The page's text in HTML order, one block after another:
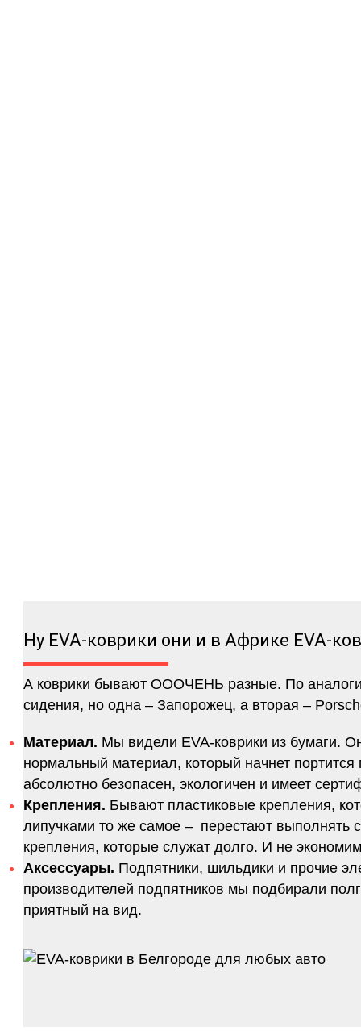
Ну EVA-коврики они и в Африке EVA-
А коврики бывают ОООЧЕНЬ разные. По
сидения, но одна – Запорожец, а вторая –
Материал. Мы видели EVA-коврики из бумаги.
нормальный материал, который начнет
абсолютно безопасен, экологичен и имеет
Крепления. Бывают пластиковые крепления,
липучками то же самое – перестают
крепления, которые служат долго. И не
Аксессуары. Подпятники, шильдики и прочие
производителей подпятников мы подбирали
приятный на вид.